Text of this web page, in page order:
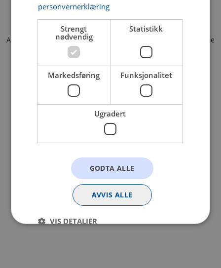
Application error: a client-side exception has occurred (see the
browser console for more information).
personvernerklæring
Strengt
nødvendig
Statistikk
Markedsføring Funksjonalitet
Ugradert
GODTA ALLE
AVVIS ALLE
VIS DETALJER